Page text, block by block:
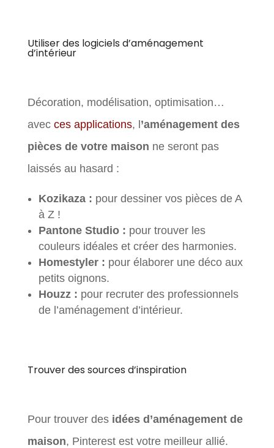
Utiliser des logiciels d’aménagement
d’intérieur
Décoration, modélisation, optimisation…
avec ces applications, l’aménagement des
pièces de votre maison ne seront pas
laissés au hasard :
Kozikaza : pour dessiner vos pièces de A
à Z !
Pantone Studio : pour trouver les
couleurs idéales et créer des harmonies.
Homestyler : pour élaborer une déco aux
petits oignons.
Houzz : pour recruter des professionnels
de l’aménagement d’intérieur.
Trouver des sources d’inspiration
Pour trouver des idées d’aménagement de
maison, Pinterest est votre meilleur allié.